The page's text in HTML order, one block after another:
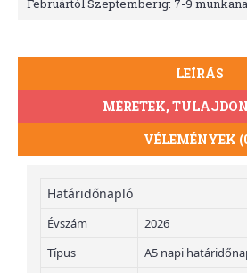
Februártól Szeptemberig: 7-9
LEÍRÁS
MÉRETEK,
VÉLEMÉNYEK
Határidőnapló
Évszám
2026
Típus
A5 napi